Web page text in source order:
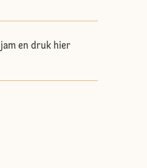
en druk hier